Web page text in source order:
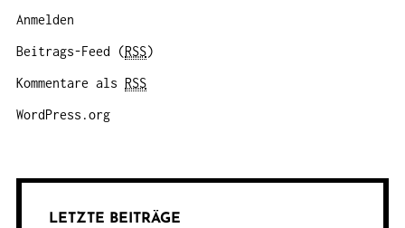
Anmelden
Beitrags-Feed (RSS)
Kommentare als RSS
WordPress.org
LETZTE BEITRÄGE